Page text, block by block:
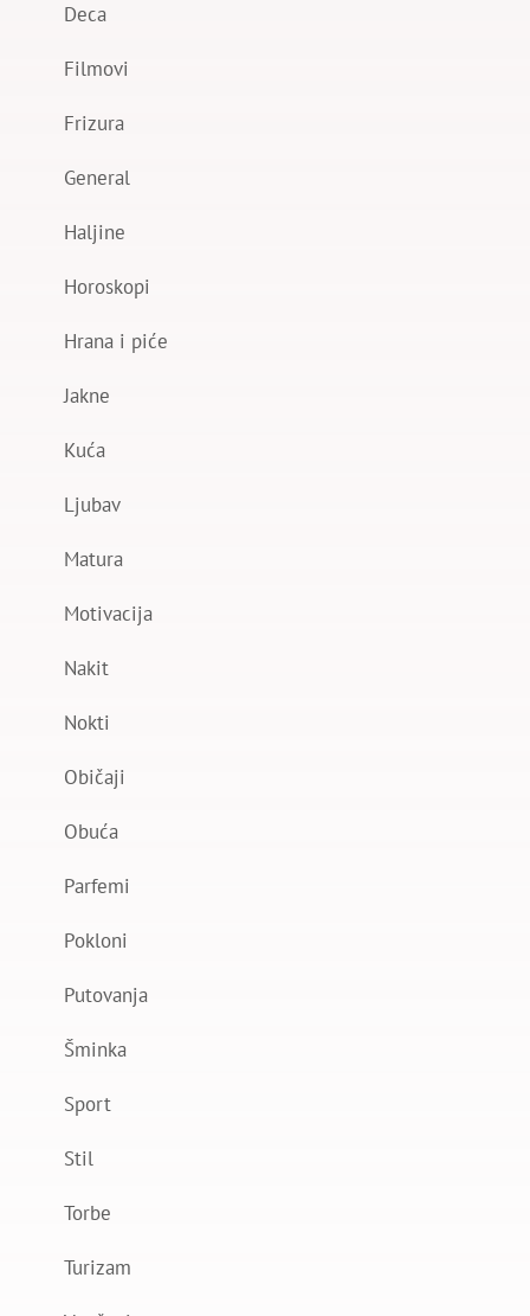
Deca
Filmovi
Frizura
General
Haljine
Horoskopi
Hrana i piće
Jakne
Kuća
Ljubav
Matura
Motivacija
Nakit
Nokti
Običaji
Obuća
Parfemi
Pokloni
Putovanja
Šminka
Sport
Stil
Torbe
Turizam